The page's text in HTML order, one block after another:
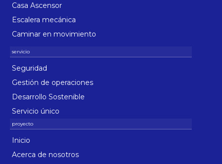
Casa Ascensor
Escalera mecánica
Caminar en movimiento
Seguridad
Gestión de operaciones
Desarrollo Sostenible
Servicio único
Inicio
Acerca de nosotros